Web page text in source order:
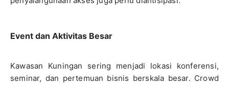
Event dan Aktivitas Besar
Kawasan Kuningan sering menjadi lokasi konferensi,
seminar, dan pertemuan bisnis berskala besar. Crowd